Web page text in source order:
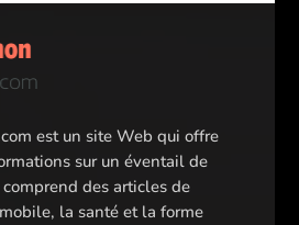
est un site Web qui offre
sur un éventail de
des articles de
la santé et la forme